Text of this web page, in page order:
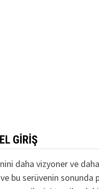
GIRIŞ
daha vizyoner ve
bu serüvenin sonunda